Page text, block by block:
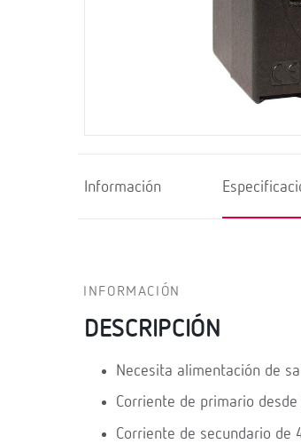
Información
INFORMACIÓN
DESCRIPCIÓN
Necesita alimentación de
Corriente de primario
Corriente de secundario de